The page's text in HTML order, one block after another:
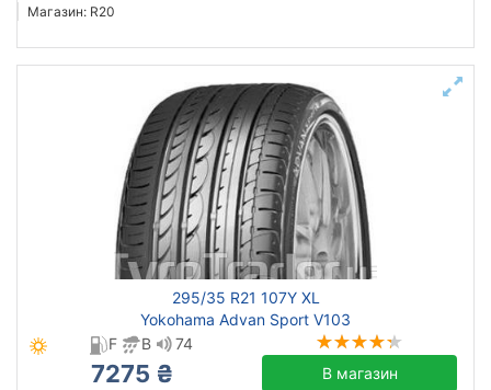
Магазин: R20
295/35 R21 107Y XL
Yokohama Advan Sport V103
F
B 74
7275 ₴ В магазин